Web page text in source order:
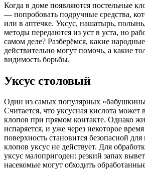
Когда в доме появляются постельные
— попробовать подручные средства,
или в аптечке. Уксус, нашатырь,
методы передаются из уст в уста, но
самом деле? Разберёмся, какие
действительно могут помочь, а какие
видимость борьбы.
Уксус столовый
Один из самых популярных
Считается, что уксусная кислота может
клопов при прямом контакте. Однако
испаряется, и уже через некоторое
поверхность становится безопасной
клопов уксус не действует. Для
уксус малопригоден: резкий запах
насекомые могут обходить